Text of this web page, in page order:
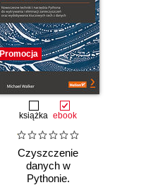
Promocja
książka ebook
Czyszczenie
danych w
Pythonie.